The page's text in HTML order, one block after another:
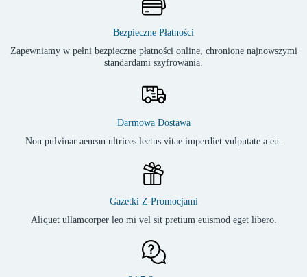
Bezpieczne Płatności
Zapewniamy w pełni bezpieczne płatności online, chronione najnowszymi
standardami szyfrowania.
Darmowa Dostawa
Non pulvinar aenean ultrices lectus vitae imperdiet vulputate a eu.
Gazetki Z Promocjami
Aliquet ullamcorper leo mi vel sit pretium euismod eget libero.